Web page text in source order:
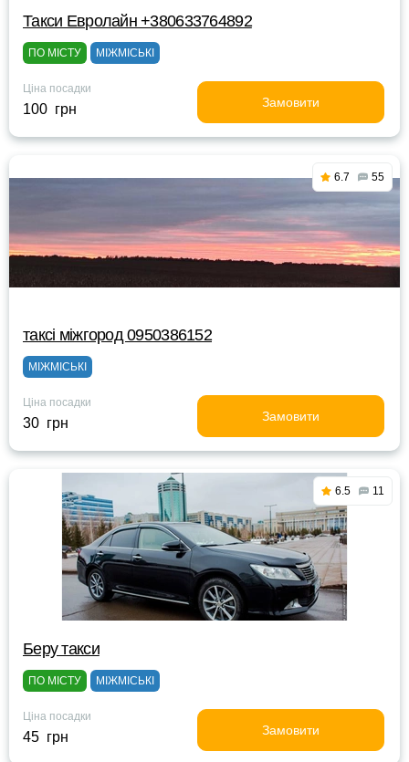
Такси Евролайн +380633764892
ПО МІСТУ МІЖМІСЬКІ
Ціна посадки
100 грн Замовити
6.7 55
таксі міжгород 0950386152
МІЖМІСЬКІ
Ціна посадки
30 грн Замовити
6.5 11
Беру такси
ПО МІСТУ МІЖМІСЬКІ
Ціна посадки
45 грн Замовити